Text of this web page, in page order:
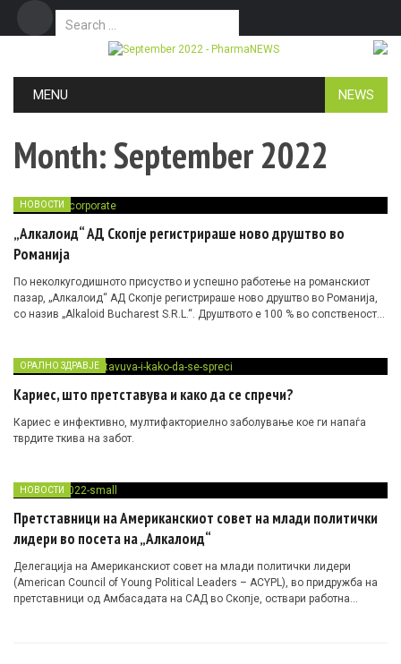
Search for:
MENU NEWS
Month:September 2022
НОВОСТИ
„Алкалоид“ АД Скопје регистрираше ново друштво во
Романија
По неколкугодишното присуство и успешно работење на романскиот
пазар, „Алкалоид“ АД Скопје регистрираше ново друштво во Романија,
со назив „Alkaloid Bucharest S.R.L.“. Друштвото е 100 % во сопственост
ОРАЛНО ЗДРАВЈЕ
Кариес, што претставува и како да се спречи?
Кариес е инфективно, мултифакториелно заболување кое ги напаѓа
тврдите ткива на забот.
НОВОСТИ
Претставници на Американскиот совет на млади политички
лидери во посета на „Алкалоид“
Делегација на Американскиот совет на млади политички лидери
(American Council of Young Political Leaders – ACYPL), во придружба на
претставници од Амбасадата на САД во Скопје, оствари работна